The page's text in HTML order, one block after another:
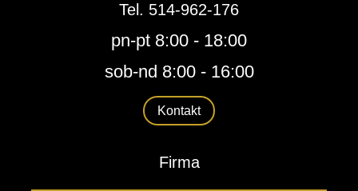
Tel. 514-962-176
pn-pt 8:00 - 18:00
sob-nd 8:00 - 16:00
Kontakt
Firma